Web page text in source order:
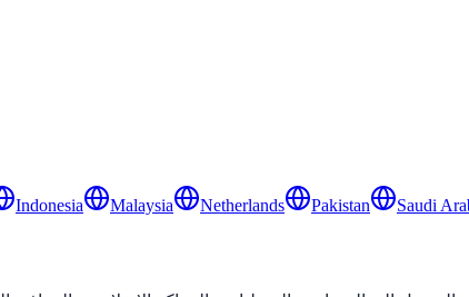
Indonesia Malaysia Netherlands Pakistan Saudi